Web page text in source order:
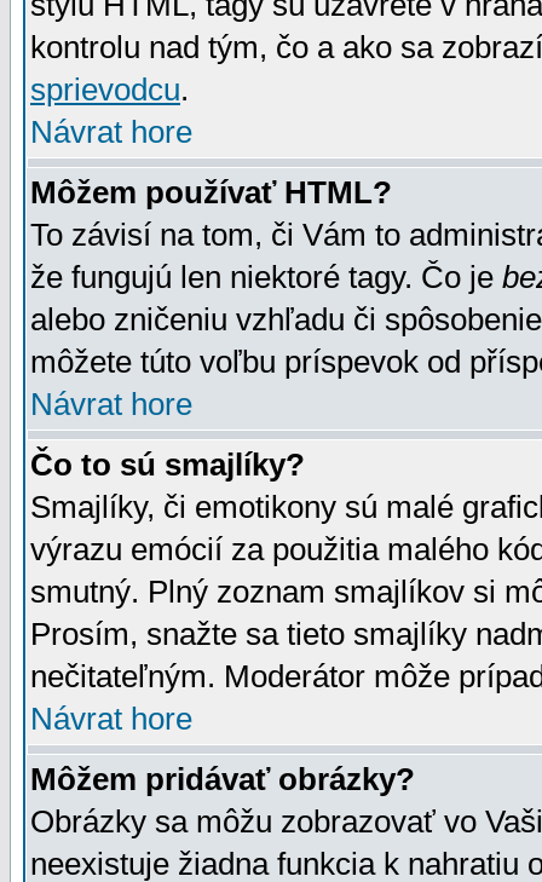
kontrolu nad tým, čo a ako sa
sprievodcu.
Návrat hore
Môžem používať HTML?
To závisí na tom, či Vám to
že fungujú len niektoré tagy. Čo je
alebo zničeniu vzhľadu či
môžete túto voľbu príspevok od
Návrat hore
Čo to sú smajlíky?
Smajlíky, či emotikony sú malé
výrazu emócií za použitia malého
smutný. Plný zoznam smajlíkov si
Prosím, snažte sa tieto smajlíky
nečitateľným. Moderátor môže
Návrat hore
Môžem pridávať obrázky?
Obrázky sa môžu zobrazovať vo
neexistuje žiadna funkcia k nahratiu